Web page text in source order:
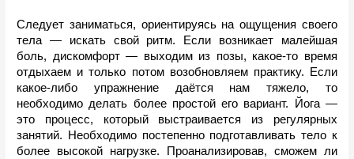
Следует заниматься, ориентируясь на ощущения своего
тела — искать свой ритм. Если возникает малейшая
боль, дискомфорт — выходим из позы, какое-то время
отдыхаем и только потом возобновляем практику. Если
какое-либо упражнение даётся нам тяжело, то
необходимо делать более простой его вариант. Йога —
это процесс, который выстраивается из регулярных
занятий. Необходимо постепенно подготавливать тело к
более высокой нагрузке. Проанализировав, сможем ли